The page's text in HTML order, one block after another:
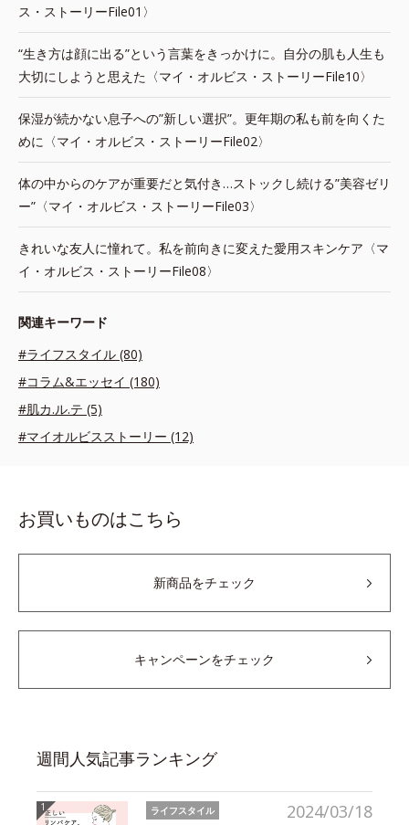
ス・ストーリーFile01〉
“生き方は顔に出る”という言葉をきっかけに。自分の肌も人生も
大切にしようと思えた〈マイ・オルビス・ストーリーFile10〉
保湿が続かない息子への”新しい選択”。更年期の私も前を向くた
めに〈マイ・オルビス・ストーリーFile02〉
体の中からのケアが重要だと気付き…ストックし続ける”美容ゼリ
ー”〈マイ・オルビス・ストーリーFile03〉
きれいな友人に憧れて。私を前向きに変えた愛用スキンケア〈マ
イ・オルビス・ストーリーFile08〉
関連キーワード
#ライフスタイル (80)
#コラム&エッセイ (180)
#肌カ.ル.テ (5)
#マイオルビスストーリー (12)
お買いものはこちら
新商品をチェック
キャンペーンをチェック
週間人気記事ランキング
2024/03/18
ライフスタイル